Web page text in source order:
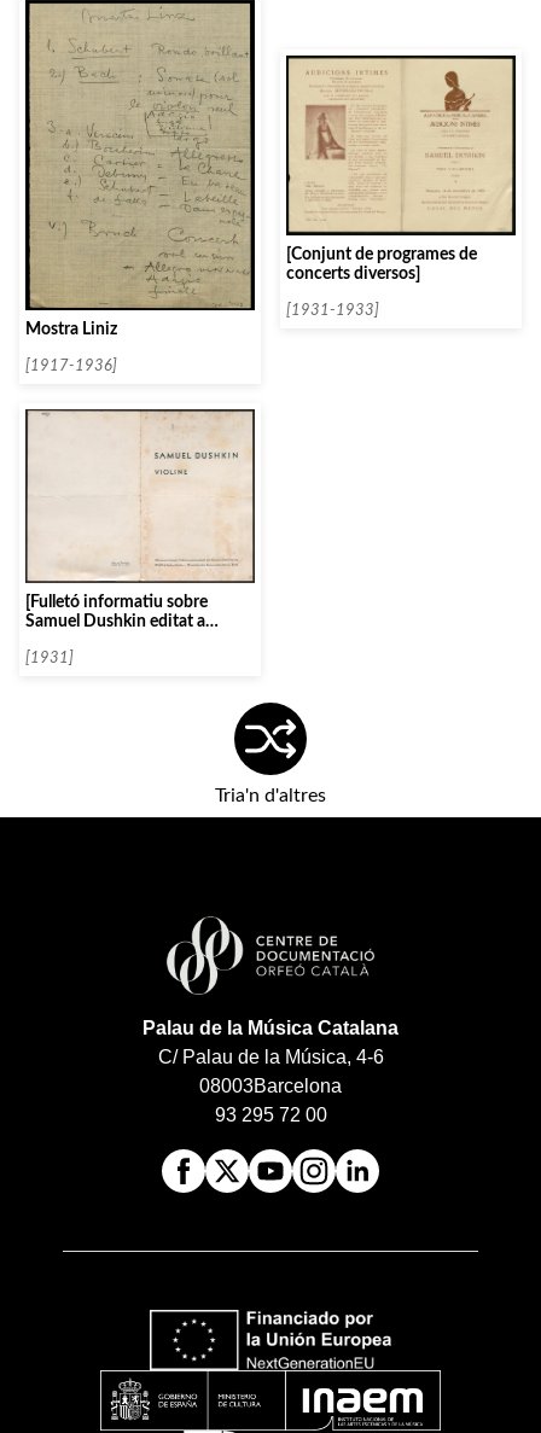
Mostra Liniz
[1917-1936]
[Conjunt de programes de
concerts diversos]
[1931-1933]
[Fulletó informatiu sobre
Samuel Dushkin editat a
[1931]
Tria'n d'altres
Palau de la Música Catalana
C/ Palau de la Música, 4-6
08003Barcelona
93 295 72 00